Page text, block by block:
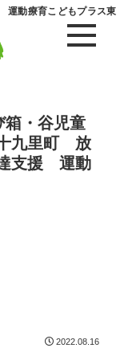
運動療育こどもプラス東
・谷児童
九里町 放
支援 運動
2022.08.16